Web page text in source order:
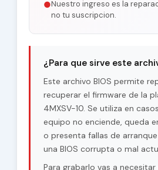
●Nuestro ingreso es la
no tu suscripcion.
¿Para que sirve este
Este archivo BIOS permite
recuperar el firmware de la
4MXSV-10. Se utiliza en
equipo no enciende, queda
o presenta fallas de
una BIOS corrupta o mal
Para grabarlo vas a